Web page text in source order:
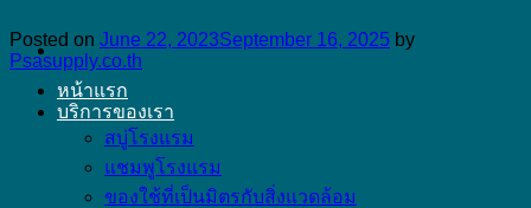
หน้าแรก
บริการของเรา
สบู่โรงแรม
แชมพูโรงแรม
ของใช้ที่เป็นมิตรกับสิ่งแวดล้อม
Posted on June 22, 2023September 16, 2025 by
Psasupply.co.th